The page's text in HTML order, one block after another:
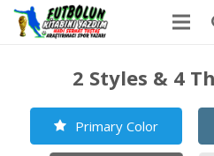
HAKKIMDA
ONLİNE SATIŞ
2 Styles & 4
Primary Color